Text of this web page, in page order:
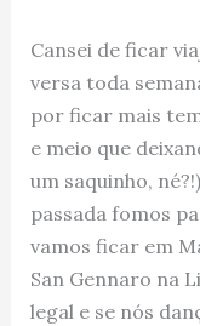
Cansei de ficar
versa toda
por ficar mais
e meio que
um saquinho,
passada fomos
vamos ficar em
San Gennaro na
legal e se nós